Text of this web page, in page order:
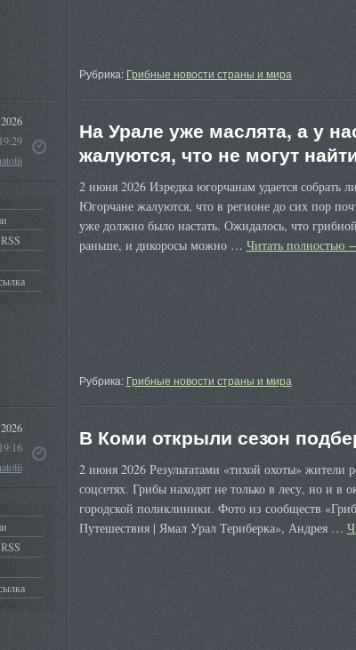
Рубрика: Грибные новости страны и мира
19:29
На Урале уже маслята, а у
жалуются, что не могут
2 июня 2026 Изредка югорчанам удается собрать
Югорчане жалуются, что в регионе до сих пор
уже должно было настать. Ожидалось, что
раньше, и дикоросы можно … Читать полностью
Рубрика: Грибные новости страны и мира
19:16
В Коми открыли сезон
2 июня 2026 Результатами «тихой охоты» жители
соцсетях. Грибы находят не только в лесу, но и в
городской поликлиники. Фото из сообществ
Путешествия | Ямал Урал Териберка», Андрея …